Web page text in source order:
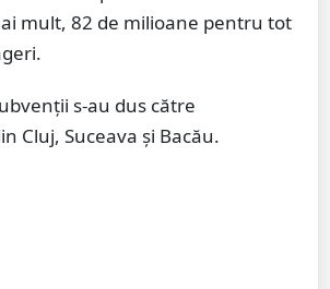
mult, 82 de milioane pentru tot
s-au dus către
Cluj, Suceava și Bacău.